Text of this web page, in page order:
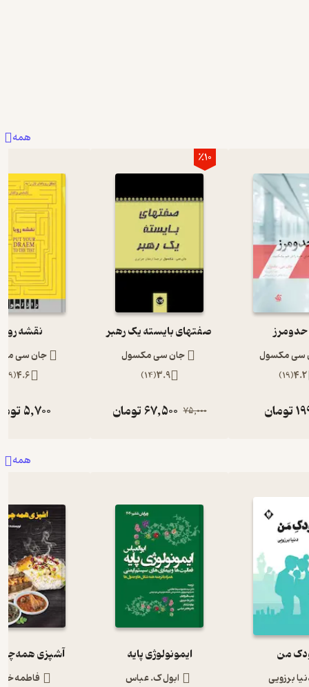
همه
سی مکسول
4.2
(
19
)
تومان
٪10
صفتهای بایسته یک رهبر
جان سی مکسول
3.9
(
14
)
75,000
67,500تومان
نقشه رویا
جان سی
4.6
(
9
5,700
همه
من
برزویی
ایمونولوژی پایه
ابول ک. عباس
آشپزی همه‌چی
فاطمه